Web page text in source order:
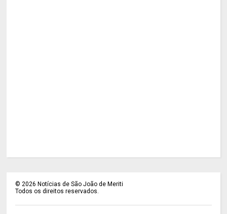
©2026 Notícias de São João de Meriti
Todos os direitos reservados.